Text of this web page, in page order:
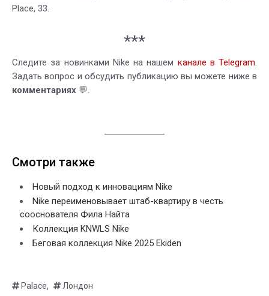
Place, 33.
***
Следите за новинками Nike на нашем канале в Telegram.
Задать вопрос и обсудить публикацию вы можете ниже в
комментариях 💬.
Смотри также
Новый подход к инновациям Nike
Nike переименовывает штаб-квартиру в честь
сооснователя Фила Найта
Коллекция KNWLS Nike
Беговая коллекция Nike 2025 Ekiden
Palace, Лондон